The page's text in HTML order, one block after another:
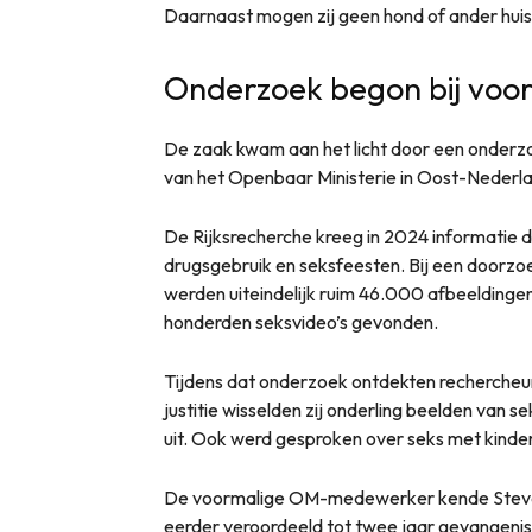
Daarnaast mogen zij geen hond of ander
Onderzoek begon bij
De zaak kwam aan het licht door een
van het Openbaar Ministerie in Oost-
De Rijksrecherche kreeg in 2024 informatie
drugsgebruik en seksfeesten. Bij een
werden uiteindelijk ruim 46.000
honderden seksvideo’s gevonden.
Tijdens dat onderzoek ontdekten
justitie wisselden zij onderling beelden van
uit. Ook werd gesproken over seks met
De voormalige OM-medewerker kende
eerder veroordeeld tot twee jaar